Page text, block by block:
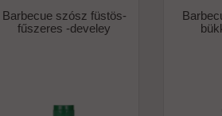
Barbecue szósz füstös-
fűszeres -develey